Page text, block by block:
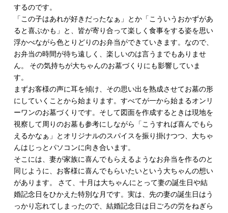
するのです。
「この子はあれが好きだったなぁ」とか「こういうおかずがあ
ると喜ぶかも」と、皆が寄り合って楽しく食事をする姿を思い
浮かべながら色とりどりのお弁当ができていきます。なので、
お弁当の時間が待ち遠しく、楽しいのは言うまでもありませ
ん。
その気持ちが大ちゃんのお墓づくりにも影響していま
す。
まずお客様の声に耳を傾け、その思い出を熟成させてお墓の形
にしていくことから始まります。すべてが一から始まるオンリ
ーワンのお墓づくりです。そして図面を作成するときは現地を
視察して周りのお墓も参考にしながら「こうすれば喜んでもら
えるかなぁ」とオリジナルのスパイスを振り掛けつつ、大ちゃ
んはじっとパソコンに向き合います。
そこには、妻が家族に喜んでもらえるようなお弁当を作るのと
同じように、お客様に喜んでもらいたいという大ちゃんの想い
があります。
さて、十月は大ちゃんにとって妻の誕生日や結
婚記念日をひかえた特別な月です。実は、先の妻の誕生日はう
っかり忘れてしまったので、結婚記念日は日ごろの労をねぎら